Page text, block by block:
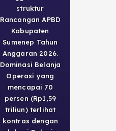
struktur
Rancangan APBD
Kabupaten
Sumenep Tahun
Anggaran 2026.
Dominasi Belanja
Operasi yang
mencapai 70
persen (Rp1,59
triliun) terlihat
kontras dengan